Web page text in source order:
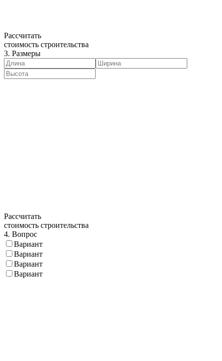
Рассчитать
стоимость строительства
3. Размеры
Рассчитать
стоимость строительства
4. Вопрос
Вариант
Вариант
Вариант
Вариант